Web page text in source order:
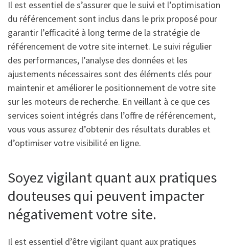
Il est essentiel de s’assurer que le suivi et l’optimisation
du référencement sont inclus dans le prix proposé pour
garantir l’efficacité à long terme de la stratégie de
référencement de votre site internet. Le suivi régulier
des performances, l’analyse des données et les
ajustements nécessaires sont des éléments clés pour
maintenir et améliorer le positionnement de votre site
sur les moteurs de recherche. En veillant à ce que ces
services soient intégrés dans l’offre de référencement,
vous vous assurez d’obtenir des résultats durables et
d’optimiser votre visibilité en ligne.
Soyez vigilant quant aux pratiques
douteuses qui peuvent impacter
négativement votre site.
Il est essentiel d’être vigilant quant aux pratiques